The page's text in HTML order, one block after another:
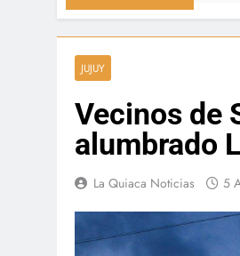
JUJUY
Vecinos de
alumbrado
La Quiaca Noticias 5